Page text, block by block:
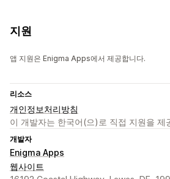
지원
앱 지원은 Enigma Apps에서 제공합니다.
리소스
개인정보처리방침
이 개발자는 한국어(으)로 직접 지원을 제
개발자
Enigma Apps
웹사이트